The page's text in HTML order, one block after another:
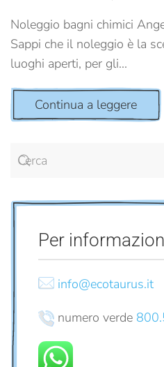
Noleggio bagni chimici
Sappi che il noleggio è la
luoghi aperti, per gli...
Continua a leggere
Per
info@ecotaurus.it
numero verde